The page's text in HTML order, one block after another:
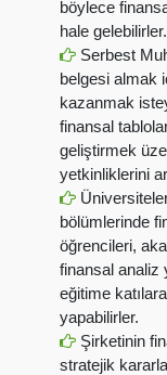
böylece
hale gelebilirler.
Serbest
belgesi almak
kazanmak
finansal
geliştirmek
yetkinliklerini
bölümlerinde
öğrencileri,
finansal analiz
eğitime
yapabilirler.
Şirketinin
stratejik